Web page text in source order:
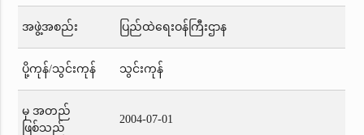
အဖွဲ့အစည်း ပြည်ထဲရေးဝန်ကြီးဌာန
ပို့ကုန်/သွင်းကုန် သွင်းကုန်
မှ အတည်
ဖြစ်သည်
2004-07-01